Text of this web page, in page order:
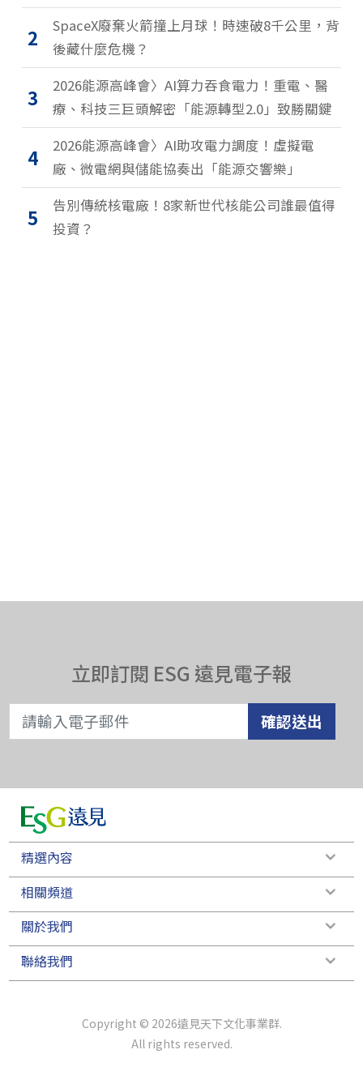
2
SpaceX廢棄火箭撞上月球！時速破8千公里，背
後藏什麼危機？
3
2026能源高峰會〉AI算力吞食電力！重電、醫
療、科技三巨頭解密「能源轉型2.0」致勝關鍵
4
2026能源高峰會〉AI助攻電力調度！虛擬電
廠、微電網與儲能協奏出「能源交響樂」
5
告別傳統核電廠！8家新世代核能公司誰最值得
投資？
立即訂閱 ESG 遠見電子報
確認送出
精選內容
相關頻道
關於我們
聯絡我們
Copyright © 2026遠見天下文化事業群.
All rights reserved.